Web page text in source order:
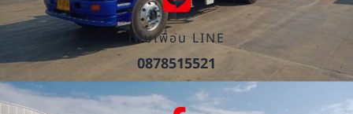
เพิ่มเพื่อน LINE
0878515521